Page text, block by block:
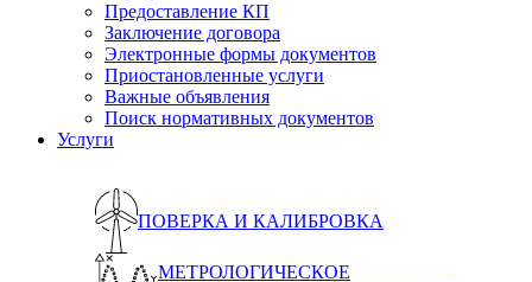
Предоставление КП
Заключение договора
Электронные формы документов
Приостановленные услуги
Важные объявления
Поиск нормативных документов
Услуги
ПОВЕРКА И КАЛИБРОВКА
МЕТРОЛОГИЧЕСКОЕ